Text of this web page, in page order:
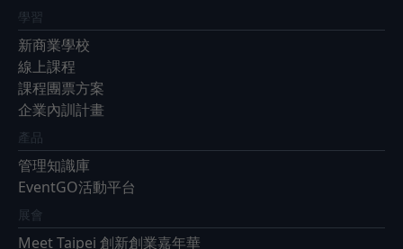
學習
新商業學校
線上課程
課程團票方案
企業內訓計畫
產品
管理知識庫
EventGO活動平台
展會
Meet Taipei 創新創業嘉年華